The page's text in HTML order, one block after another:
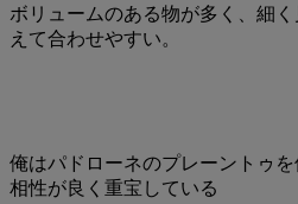
ボリュームのある物が多く、細
えて合わせやすい。
俺はパドローネのプレーントゥ
相性が良く重宝している